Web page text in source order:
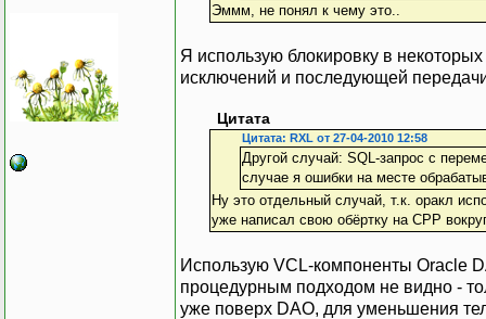
Эммм, не понял к чему это..
Я использую блокировку в
исключений и последующей
Цитата
Цитата: RXL от 27-04-2010 12:58
Другой случай: SQL-запрос с
случае я ошибки на месте
Ну это отдельный случай, т.к. оракл
уже написал свою обёртку на CPP
Использую VCL-компоненты Oracle
процедурным подходом не видно -
уже поверх DAO, для уменьшения